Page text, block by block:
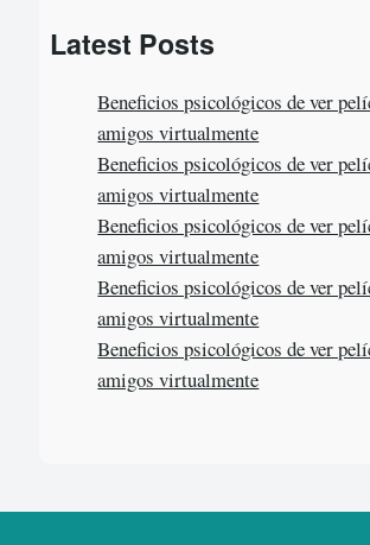
r
Latest Posts
Beneficios psicológicos de ver
amigos virtualmente
Beneficios psicológicos de ver
amigos virtualmente
Beneficios psicológicos de ver
amigos virtualmente
Beneficios psicológicos de ver
amigos virtualmente
Beneficios psicológicos de ver
amigos virtualmente